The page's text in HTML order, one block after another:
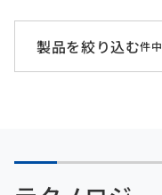
製品を絞り込む件中